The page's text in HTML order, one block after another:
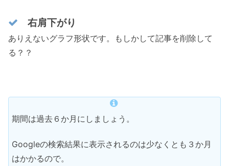
右肩下がり
ありえないグラフ形状です。もしかして記事を削除して
る？？
期間は過去６か月にしましょう。
Googleの検索結果に表示されるのは少なくとも３か月
はかかるので。